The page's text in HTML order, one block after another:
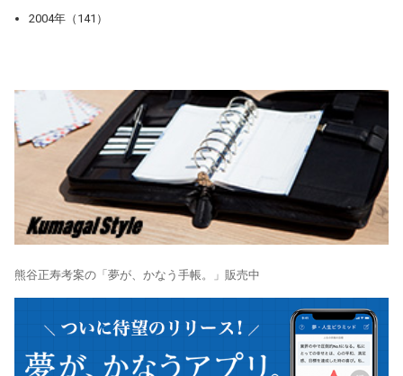
2004年（141）
熊谷正寿考案の「夢が、かなう手帳。」販売中